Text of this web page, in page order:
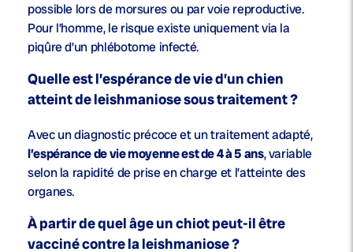
possible lors de morsures ou par voie reproductive.
Pour l’homme, le risque existe uniquement via la
piqûre d’un phlébotome infecté.
Quelle est l’espérance de vie d’un chien
atteint de leishmaniose sous traitement ?
Avec un diagnostic précoce et un traitement adapté,
l’espérance de vie moyenne est de 4 à 5 ans, variable
selon la rapidité de prise en charge et l’atteinte des
organes.
À partir de quel âge un chiot peut-il être
vacciné contre la leishmaniose ?